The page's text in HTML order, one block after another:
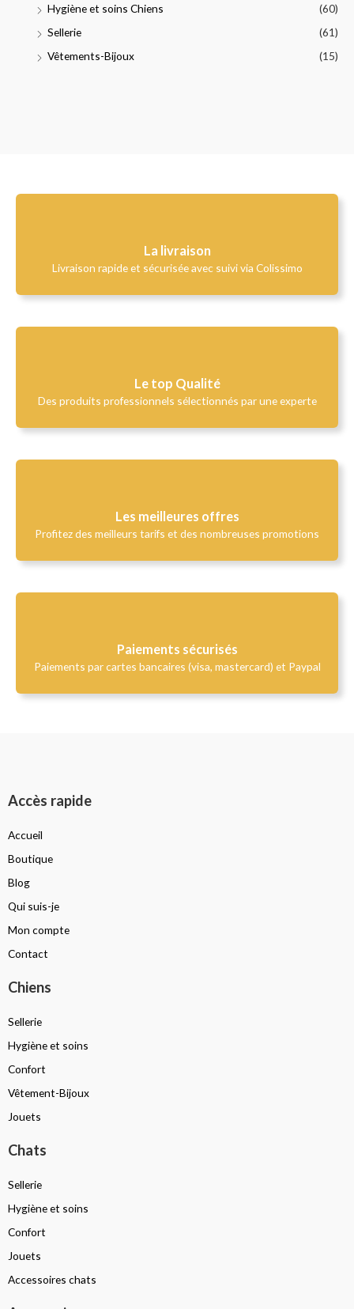
Hygiène et soins Chiens
(60)
Sellerie
(61)
Vêtements-Bijoux
(15)
La livraison
Livraison rapide et sécurisée avec suivi via Colissimo
Le top Qualité​
Des produits professionnels sélectionnés par une experte
Les meilleures offres
Profitez des meilleurs tarifs et des nombreuses promotions
Paiements sécurisés
Paiements par cartes bancaires (visa, mastercard) et Paypal
Accès rapide
Accueil
Boutique
Blog
Qui suis-je
Mon compte
Contact
Chiens
Sellerie
Hygiène et soins
Confort
Vêtement-Bijoux
Jouets
Chats
Sellerie
Hygiène et soins
Confort
Jouets
Accessoires chats